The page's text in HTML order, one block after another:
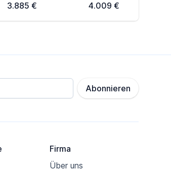
3.885 € 4.009 €
Abonnieren
Firma
Über uns